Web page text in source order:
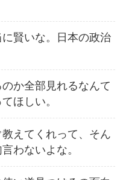
賢いな。日本の政治
か全部見れるなんて
ほしい。
えてくれって、そん
わないよな。